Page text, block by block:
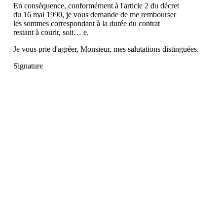
En conséquence, conformément à l'article 2 du décret
du 16 mai 1990, je vous demande de me rembourser
les sommes correspondant à la durée du contrat
restant à courir, soit… e.
Je vous prie d'agréer, Monsieur, mes salutations distinguées.
Signature